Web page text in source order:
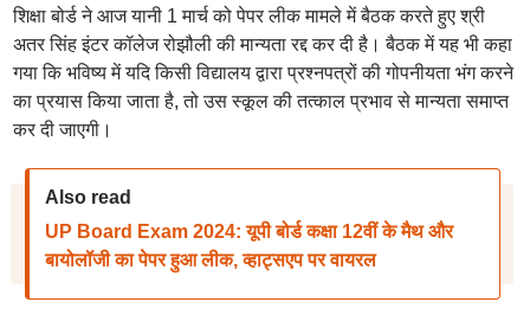
शिक्षा बोर्ड ने आज यानी 1 मार्च को पेपर लीक मामले में बैठक करते हुए श्री
अतर सिंह इंटर कॉलेज रोझौली की मान्यता रद्द कर दी है। बैठक में यह भी कहा
गया कि भविष्य में यदि किसी विद्यालय द्वारा प्रश्नपत्रों की गोपनीयता भंग करने
का प्रयास किया जाता है, तो उस स्कूल की तत्काल प्रभाव से मान्यता समाप्त
कर दी जाएगी।
Also read
UP Board Exam 2024: यूपी बोर्ड कक्षा 12वीं के मैथ और
बायोलॉजी का पेपर हुआ लीक, व्हाट्सएप पर वायरल